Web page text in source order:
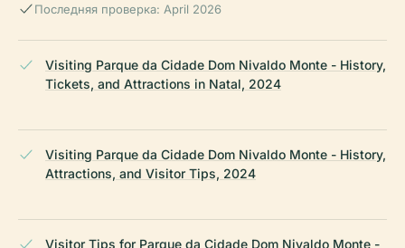
Последняя проверка: April 2026
Visiting Parque da Cidade Dom Nivaldo Monte - History,
Tickets, and Attractions in Natal, 2024
Visiting Parque da Cidade Dom Nivaldo Monte - History,
Attractions, and Visitor Tips, 2024
Visitor Tips for Parque da Cidade Dom Nivaldo Monte -